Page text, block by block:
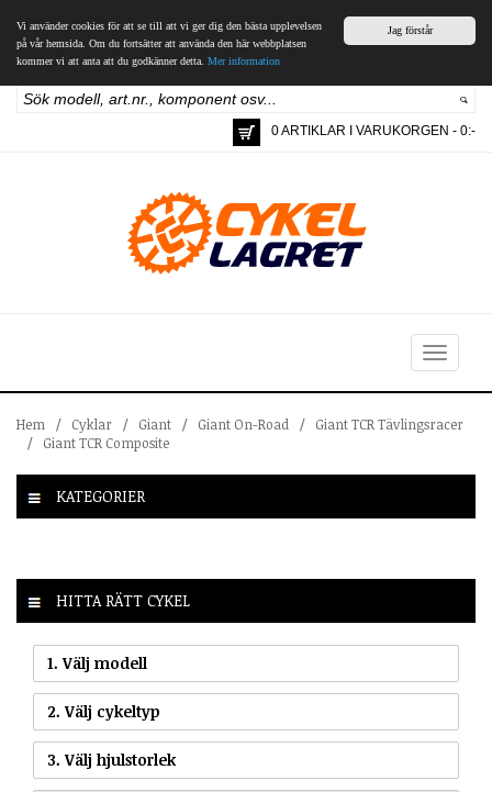
Jag förstår
Vi använder cookies för att se till att vi ger dig den bästa upplevelsen
på vår hemsida. Om du fortsätter att använda den här webbplatsen
kommer vi att anta att du godkänner detta. Mer information
0 ARTIKLAR I VARUKORGEN - 0:-
Toggle
navigation
Hem / Cyklar / Giant / Giant On-Road /
Giant TCR Tävlingsracer
/
Giant TCR Composite
KATEGORIER
HITTA RÄTT CYKEL
1. Välj modell
2. Välj cykeltyp
3. Välj hjulstorlek